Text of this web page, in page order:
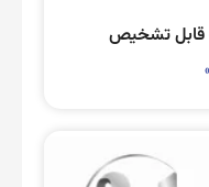
تشخیص